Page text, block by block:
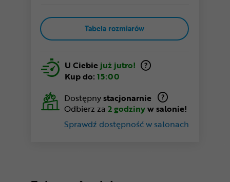
Tabela rozmiarów
U Ciebie już jutro!
Kup do: 15:00
Dostępnystacjonarnie
Odbierz za 2 godzinyw salonie!
Sprawdź dostępność w salonach